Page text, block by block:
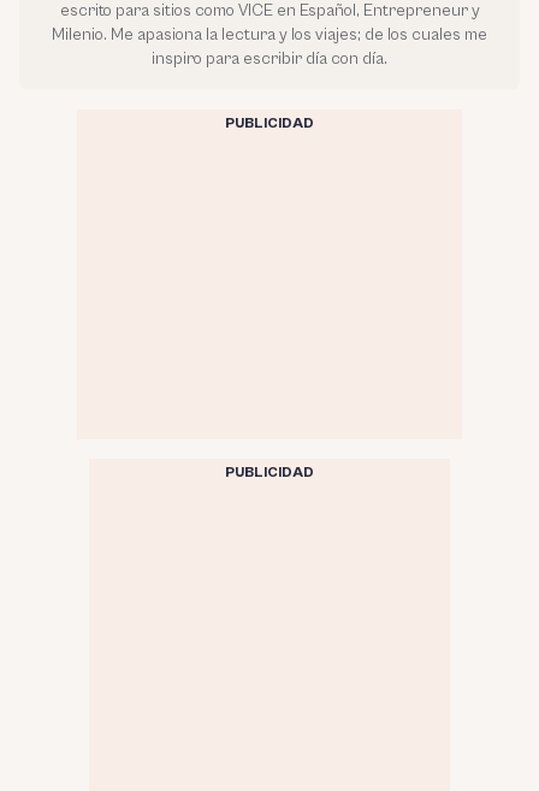
escrito para sitios como VICE en Español, Entrepreneur y
Milenio. Me apasiona la lectura y los viajes; de los cuales me
inspiro para escribir día con día.
PUBLICIDAD
PUBLICIDAD